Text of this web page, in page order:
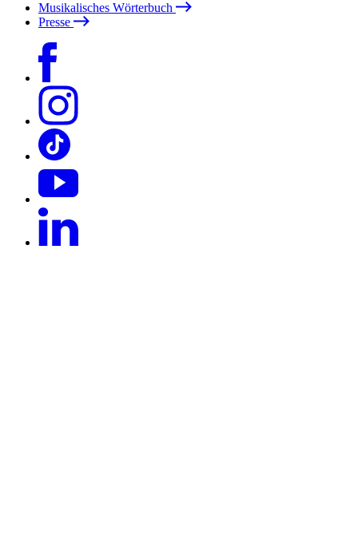
Musikalisches Wörterbuch
Presse